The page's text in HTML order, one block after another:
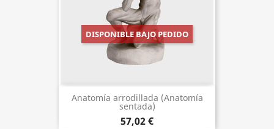
Anatomía arrodillada (Anatomía
sentada)
57,02 €
DISPONIBLE BAJO PEDIDO